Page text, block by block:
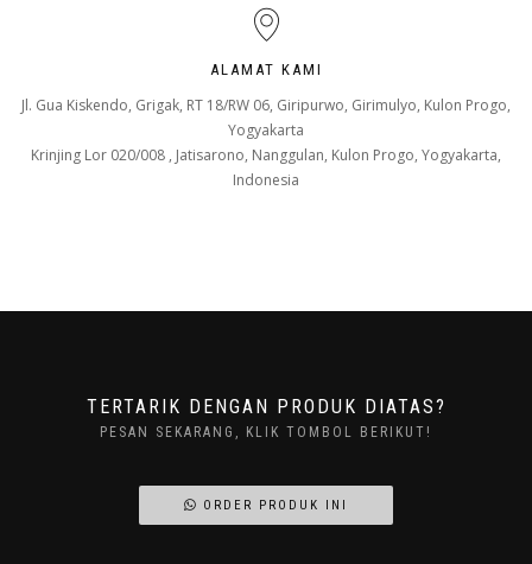
ALAMAT KAMI
Jl. Gua Kiskendo, Grigak, RT 18/RW 06, Giripurwo, Girimulyo, Kulon Progo,
Yogyakarta
Krinjing Lor 020/008 , Jatisarono, Nanggulan, Kulon Progo, Yogyakarta,
Indonesia
TERTARIK DENGAN PRODUK DIATAS?
PESAN SEKARANG, KLIK TOMBOL BERIKUT!
ORDER PRODUK INI